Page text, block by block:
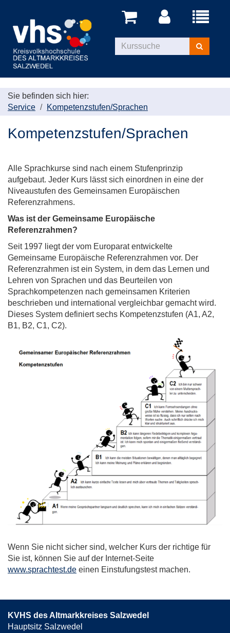
Menü
Kurse
suchen
Sie befinden sich hier:
Service
Kompetenzstufen/Sprachen
Kompetenzstufen/Sprachen
Alle Sprachkurse sind nach einem Stufenprinzip
aufgebaut. Jeder Kurs lässt sich einordnen in eine der
Niveaustufen des Gemeinsamen Europäischen
Referenzrahmens.
Was ist der Gemeinsame Europäische
Referenzrahmen?
Seit 1997 liegt der vom Europarat entwickelte
Gemeinsame Europäische Referenzrahmen vor. Der
Referenzrahmen ist ein System, in dem das Lernen und
Lehren von Sprachen und das Beurteilen von
Sprachkompetenzen nach gemeinsamen Kriterien
beschrieben und international vergleichbar gemacht wird.
Dieses System definiert sechs Kompetenzstufen (A1, A2,
B1, B2, C1, C2).
Wenn Sie nicht sicher sind, welcher Kurs der richtige für
Sie ist, können Sie auf der Internet-Seite
www.sprachtest.de einen Einstufungstest machen.
KVHS des Altmarkkreises Salzwedel
Hauptsitz Salzwedel